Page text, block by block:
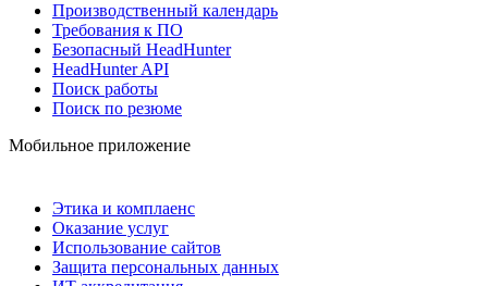
Производственный календарь
Требования к ПО
Безопасный HeadHunter
HeadHunter API
Поиск работы
Поиск по резюме
Мобильное приложение
Этика и комплаенс
Оказание услуг
Использование сайтов
Защита персональных данных